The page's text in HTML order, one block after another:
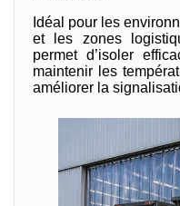
Idéal pour les
et les zones
permet d’isoler
maintenir les
améliorer la